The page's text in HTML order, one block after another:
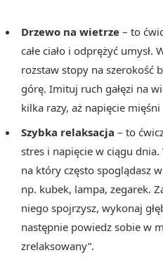
Drzewo na wietrze – to
całe ciało i odprężyć
rozstaw stopy na szerokość
górę. Imituj ruch gałęzi na
kilka razy, aż napięcie
Szybka relaksacja – to
stres i napięcie w ciągu
na który często spoglądasz
np. kubek, lampa, zegarek.
niego spojrzysz, wykonaj
następnie powiedz sobie w
zrelaksowany”.